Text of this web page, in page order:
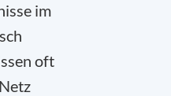
im
oft